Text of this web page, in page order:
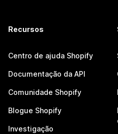
Recursos
Centro de ajuda Shopify
Documentação da API
Comunidade Shopify
Blogue Shopify
Investigação